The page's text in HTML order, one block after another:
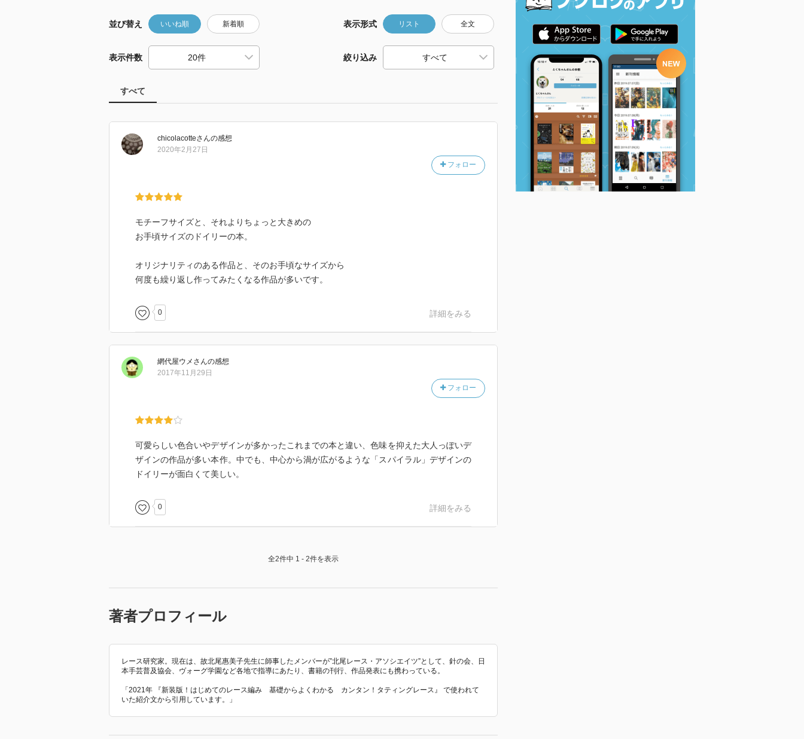
並び替え いいね順 新着順 表示形式 リスト 全文
表示件数 絞り込み
すべて
chicolacotteさんの感想
フォロー
2020年2月27日
モチーフサイズと、それよりちょっと大きめの
お手頃サイズのドイリーの本。
オリジナリティのある作品と、そのお手頃なサイズから
何度も繰り返し作ってみたくなる作品が多いです。
0 詳細をみる
網代屋ウメ さんの感想
フォロー
2017年11月29日
可愛らしい色合いやデザインが多かったこれまでの本と違い、色味を抑えた大人っぽいデ
ザインの作品が多い本作。中でも、中心から渦が広がるような「スパイラル」デザインの
ドイリーが面白くて美しい。
0 詳細をみる
全2件中 1 - 2件を表示
著者プロフィール
レース研究家。現在は、故北尾惠美子先生に師事したメンバーが”北尾レース・アソシエイツ”として、針の会、日
本手芸普及協会、ヴォーグ学園など各地で指導にあたり、書籍の刊行、作品発表にも携わっている。
「2021年 『新装版！はじめてのレース編み 基礎からよくわかる カンタン！タティングレース』 で使われて
いた紹介文から引用しています。」